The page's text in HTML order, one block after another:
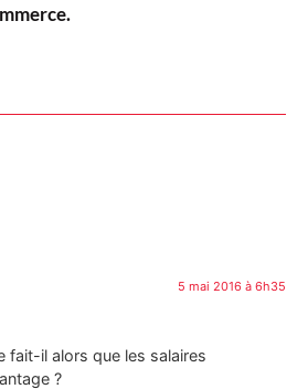
5 mai 2016 à 6h35
fait-il alors que les salaires
?